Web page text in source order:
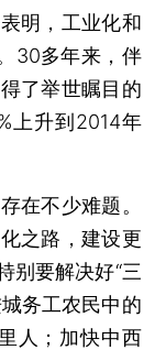
明，工业化和
30多年来，伴
了举世瞩目的
上升到2014年
不少难题。
之路，建设更
别要解决好“三
务工农民中的
人；加快中西